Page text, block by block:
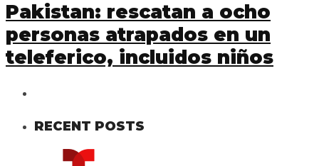
Pakistan: rescatan a ocho
personas atrapados en un
teleferico, incluidos niños
RECENT POSTS